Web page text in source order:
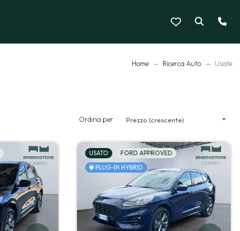
Home Ricerca Auto Usate
Ordina per Prezzo (crescente)
USATO
FORD APPROVED
PLUG-IN HYBRID